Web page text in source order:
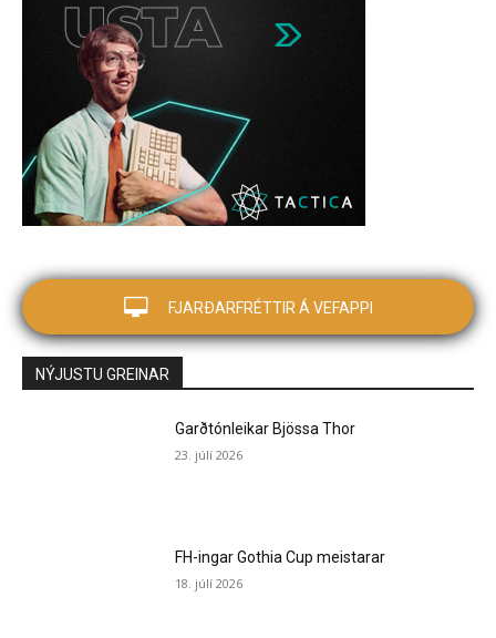
FJARÐARFRÉTTIR Á VEFAPPI
NÝJUSTU GREINAR
Garðtónleikar Bjössa Thor
23. júlí 2026
FH-ingar Gothia Cup meistarar
18. júlí 2026